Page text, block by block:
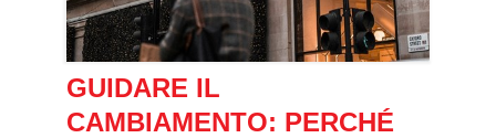
GUIDARE IL
CAMBIAMENTO: PERCHÉ